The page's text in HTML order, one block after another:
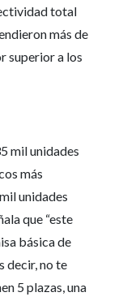
total
más de
superior a los
mil unidades
más
unidades
que “este
básica de
decir, no te
5 plazas, una